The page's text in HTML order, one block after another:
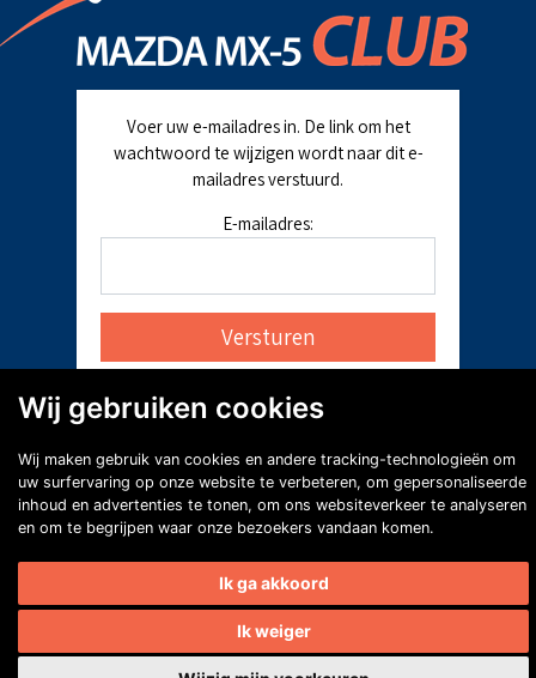
Voer uw e-mailadres in. De link om het
wachtwoord te wijzigen wordt naar dit e-
mailadres verstuurd.
E-mailadres:
Wij gebruiken cookies
Wij maken gebruik van cookies en andere tracking-technologieën om
uw surfervaring op onze website te verbeteren, om gepersonaliseerde
inhoud en advertenties te tonen, om ons websiteverkeer te analyseren
en om te begrijpen waar onze bezoekers vandaan komen.
Ik ga akkoord
Ik weiger